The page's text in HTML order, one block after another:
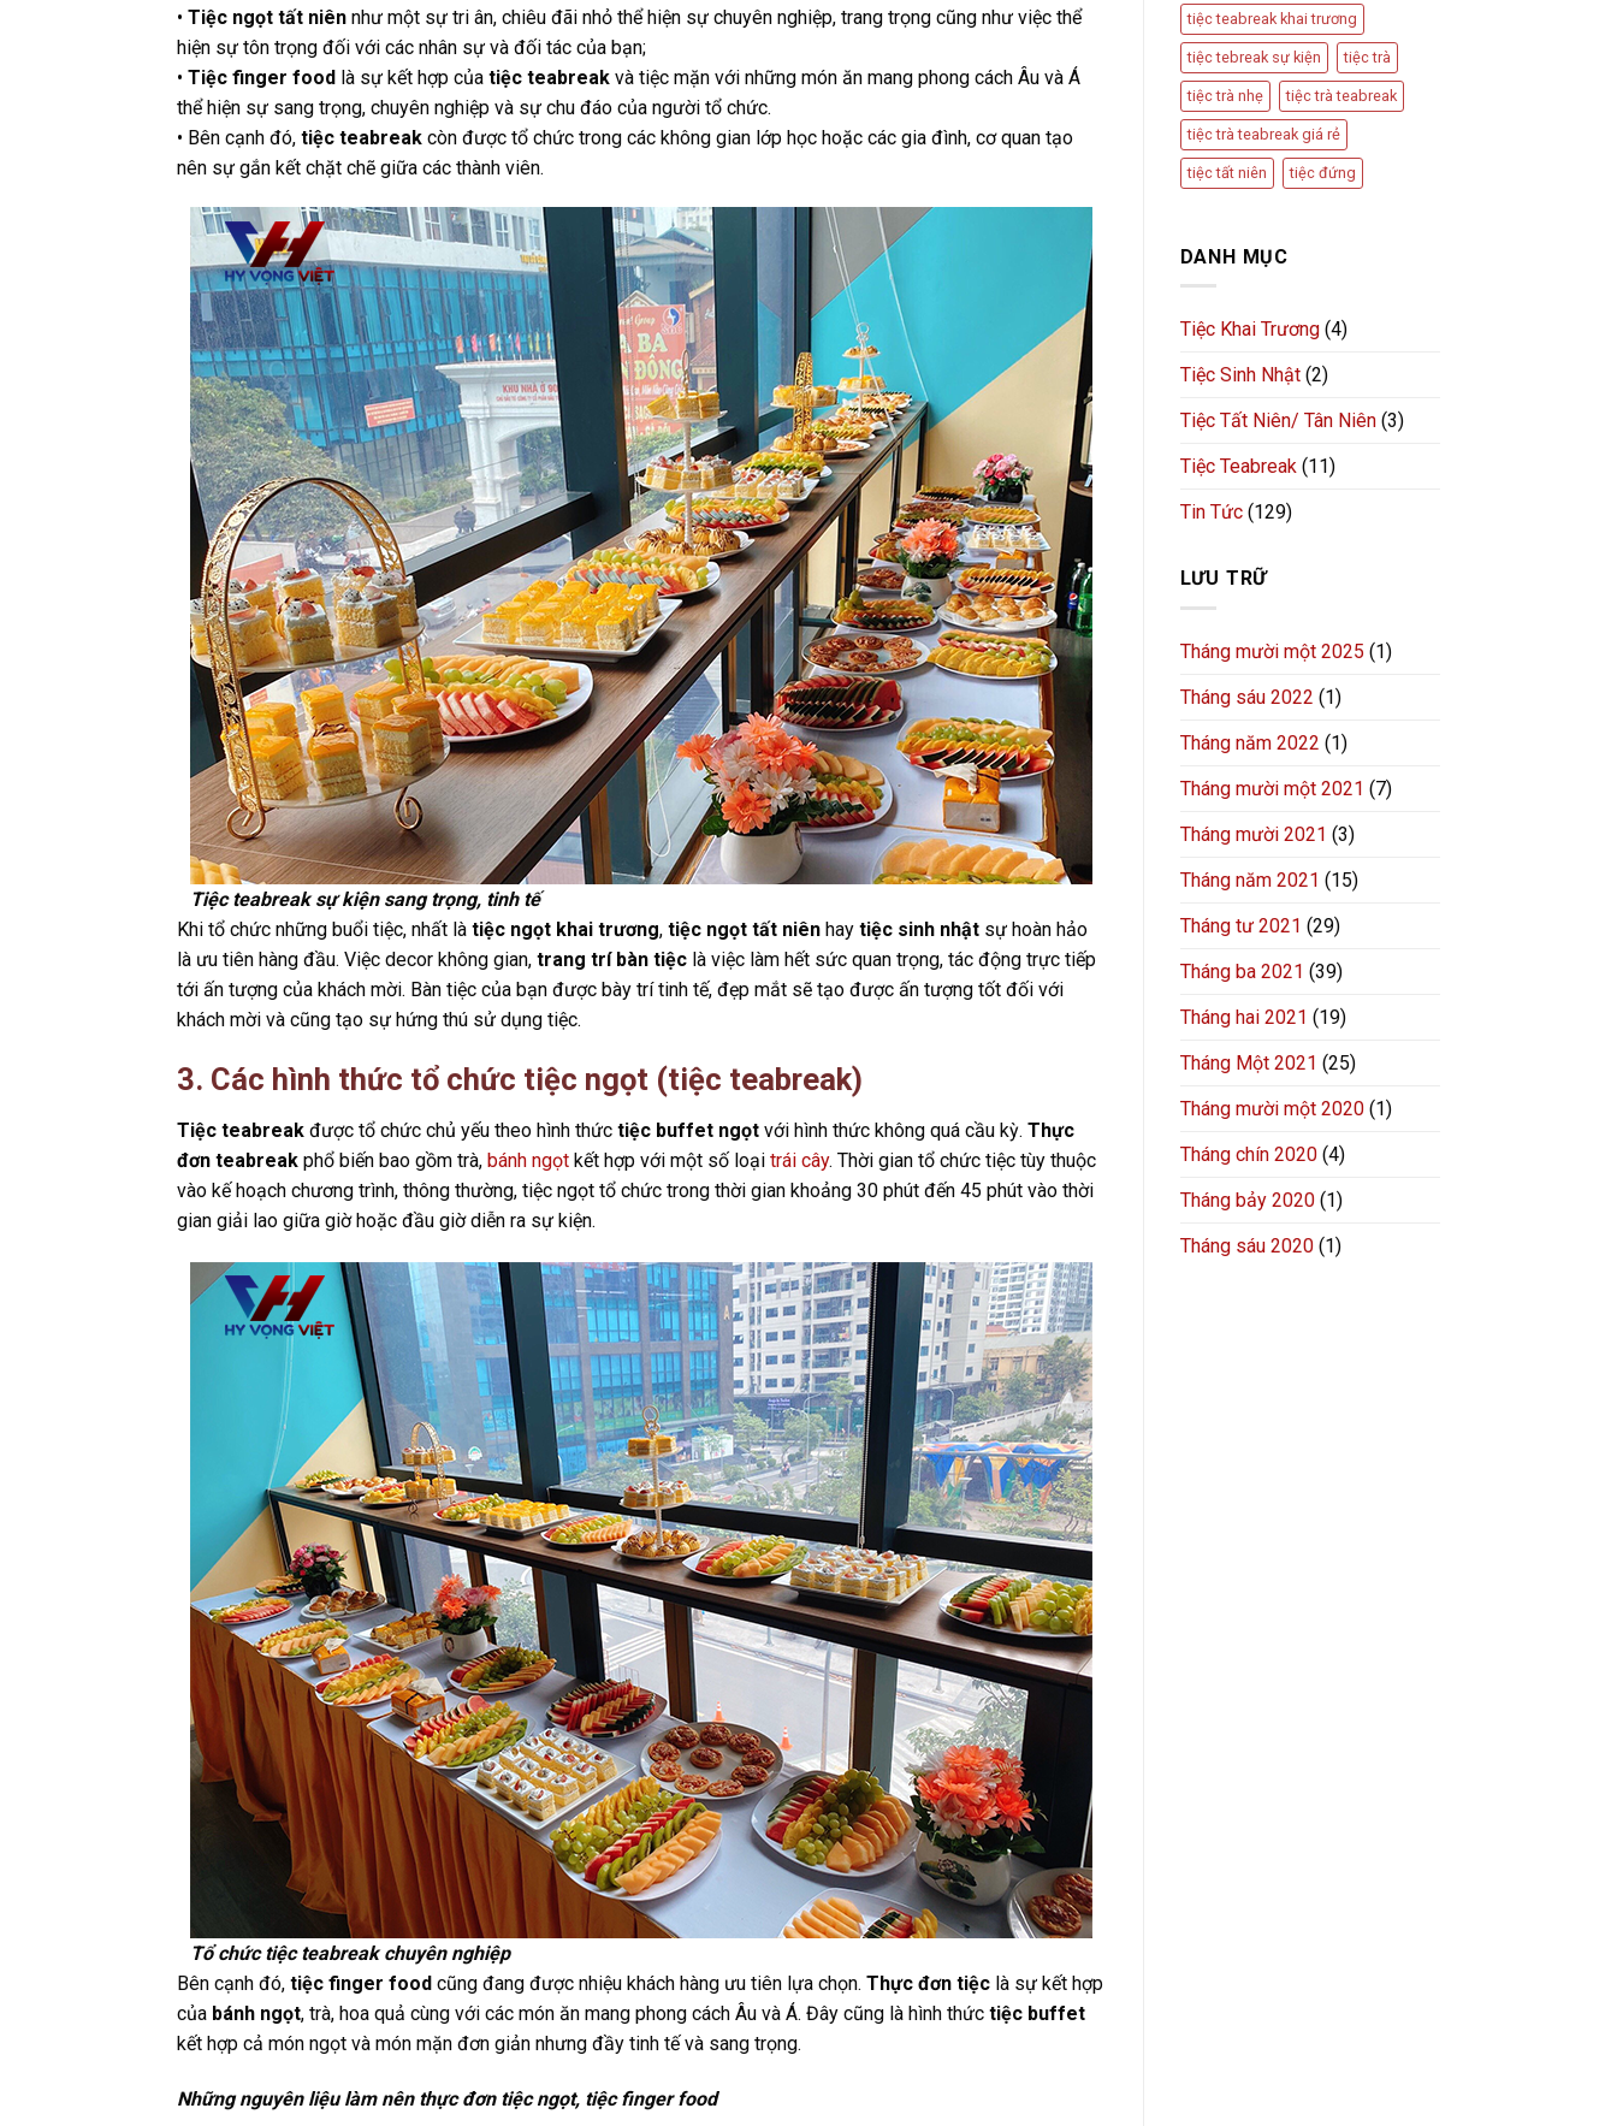
• Tiệc ngọt tất niên như một sự tri ân, chiêu đãi nhỏ thể hiện sự chuyên nghiệp, trang trọng cũng như việc thể
hiện sự tôn trọng đối với các nhân sự và đối tác của bạn;
• Tiệc finger food là sự kết hợp của tiệc teabreak và tiệc mặn với những món ăn mang phong cách Âu và Á
thể hiện sự sang trọng, chuyên nghiệp và sự chu đáo của người tổ chức.
• Bên cạnh đó, tiệc teabreak còn được tổ chức trong các không gian lớp học hoặc các gia đình, cơ quan tạo
nên sự gắn kết chặt chẽ giữa các thành viên.
Tiệc teabreak sự kiện sang trọng, tinh tế
Khi tổ chức những buổi tiệc, nhất là tiệc ngọt khai trương, tiệc ngọt tất niên hay tiệc sinh nhật sự hoàn hảo
là ưu tiên hàng đầu. Việc decor không gian, trang trí bàn tiệc là việc làm hết sức quan trọng, tác động trực tiếp
tới ấn tượng của khách mời. Bàn tiệc của bạn được bày trí tinh tế, đẹp mắt sẽ tạo được ấn tượng tốt đối với
khách mời và cũng tạo sự hứng thú sử dụng tiệc.
3. Các hình thức tổ chức tiệc ngọt (tiệc teabreak)
Tiệc teabreak được tổ chức chủ yếu theo hình thức tiệc buffet ngọt với hình thức không quá cầu kỳ. Thực
đơn teabreak phổ biến bao gồm trà, bánh ngọt kết hợp với một số loại trái cây. Thời gian tổ chức tiệc tùy thuộc
vào kế hoạch chương trình, thông thường, tiệc ngọt tổ chức trong thời gian khoảng 30 phút đến 45 phút vào thời
gian giải lao giữa giờ hoặc đầu giờ diễn ra sự kiện.
Tổ chức tiệc teabreak chuyên nghiệp
Bên cạnh đó, tiệc finger food cũng đang được nhiệu khách hàng ưu tiên lựa chọn. Thực đơn tiệc là sự kết hợp
của bánh ngọt, trà, hoa quả cùng với các món ăn mang phong cách Âu và Á. Đây cũng là hình thức tiệc buffet
kết hợp cả món ngọt và món mặn đơn giản nhưng đầy tinh tế và sang trọng.
Những nguyên liệu làm nên thực đơn tiệc ngọt, tiệc finger food
tiệc teabreak khai trương
tiệc tebreak sự kiện tiệc trà
tiệc trà nhẹ tiệc trà teabreak
tiệc trà teabreak giá rẻ
tiệc tất niên tiệc đứng
DANH MỤC
Tiệc Khai Trương(4)
Tiệc Sinh Nhật(2)
Tiệc Tất Niên/ Tân Niên(3)
Tiệc Teabreak(11)
Tin Tức(129)
LƯU TRỮ
Tháng mười một 2025 (1)
Tháng sáu 2022 (1)
Tháng năm 2022 (1)
Tháng mười một 2021 (7)
Tháng mười 2021 (3)
Tháng năm 2021 (15)
Tháng tư 2021 (29)
Tháng ba 2021 (39)
Tháng hai 2021 (19)
Tháng Một 2021 (25)
Tháng mười một 2020(1)
Tháng chín 2020(4)
Tháng bảy 2020(1)
Tháng sáu 2020(1)